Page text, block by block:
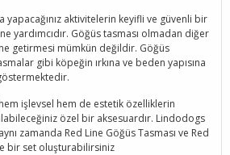
yapacağınız aktivitelerin keyifli ve güvenli bir
yardımcıdır. Göğüs tasması olmadan diğer
getirmesi mümkün değildir. Göğüs
gibi köpeğin ırkına ve beden yapısına
işlevsel hem de estetik özelliklerin
özel bir aksesuardır. Lindodogs
zamanda Red Line Göğüs Tasması ve Red
bir set oluşturabilirsiniz